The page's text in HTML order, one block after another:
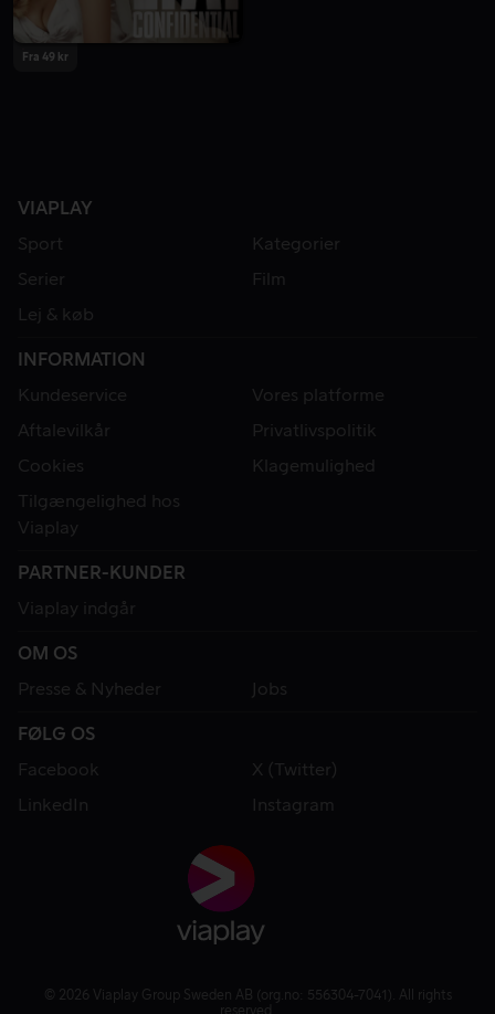
Fra 49 kr
VIAPLAY
Sport
Kategorier
Serier
Film
Lej & køb
INFORMATION
Kundeservice
Vores platforme
Aftalevilkår
Privatlivspolitik
Cookies
Klagemulighed
Tilgængelighed hos
Viaplay
PARTNER-KUNDER
Viaplay indgår
OM OS
Presse & Nyheder
Jobs
FØLG OS
Facebook
X (Twitter)
LinkedIn
Instagram
© 2026 Viaplay Group Sweden AB (org.no: 556304-7041). All rights
reserved.